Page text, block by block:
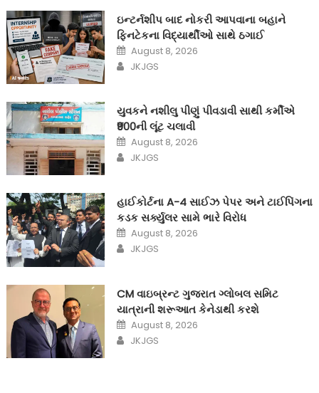
ઇન્ટર્નશીપ બાદ નોકરી આપવાના બહાને
ફિનટેકના વિદ્યાર્થીઓ સાથે ઠગાઈ
Posted
on
August 8, 2026
Author
JKJGS
યુવકને નશીલુ પીણું પીવડાવી સાથી કર્મીએ
₹900ની લૂંટ ચલાવી
Posted
on
August 8, 2026
Author
JKJGS
હાઈકોર્ટના A-4 સાઈઝ પેપર અને ટાઈપિંગના
કડક સર્ક્યુલર સામે ભારે વિરોધ
Posted
on
August 8, 2026
Author
JKJGS
CM વાઇબ્રન્ટ ગુજરાત ગ્લોબલ સમિટ
યાત્રાની શરૂઆત કેનેડાથી કરશે
Posted
on
August 8, 2026
Author
JKJGS